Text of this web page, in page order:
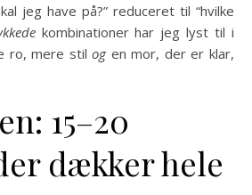
jeg have på?” reduceret til “hvilke
kombinationer har jeg lyst til i
ro, mere stilogen mor, der er klar,
15–20
dækker hele